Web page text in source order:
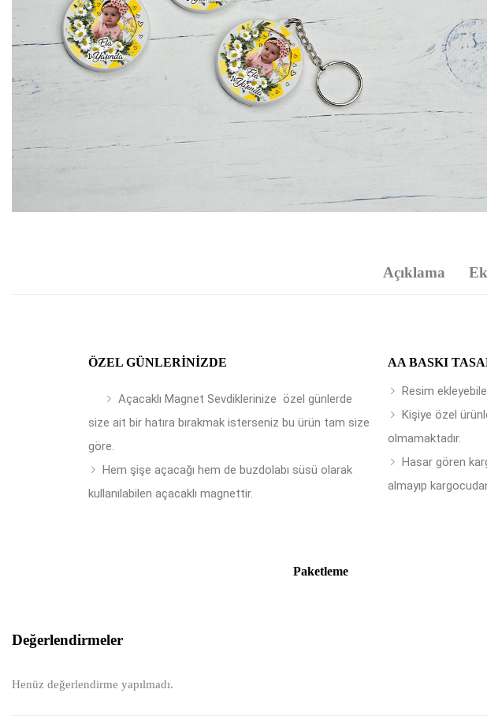
Açıklama
ÖZEL GÜNLERINIZDE
Açacaklı Magnet Sevdiklerinize özel günlerde
size ait bir hatıra bırakmak isterseniz bu ürün tam size
göre.
Hem şişe açacağı hem de buzdolabı süsü olarak
kullanılabilen açacaklı magnettir.
AA BASKI
Resim
Kişiye özel
olmamaktadır.
Hasar gören
almayıp
Paketleme
Değerlendirmeler
Henüz değerlendirme yapılmadı.